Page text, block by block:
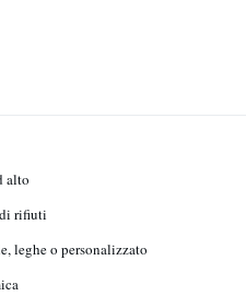
alto
rifiuti
leghe o personalizzato